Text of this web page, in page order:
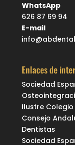
WhatsApp
626 87 69 94
E-mail
Enlaces de
Sociedad
Ilustre
Consejo
Dentistas
Sociedad